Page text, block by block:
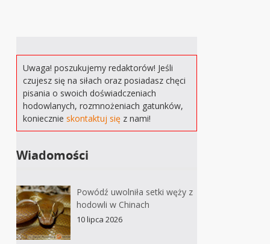
Uwaga! poszukujemy redaktorów! Jeśli
czujesz się na siłach oraz posiadasz chęci
pisania o swoich doświadczeniach
hodowlanych, rozmnożeniach gatunków,
koniecznieskontaktuj się z nami!
Wiadomości
Powódź uwolniła setki węży z
hodowli w Chinach
10 lipca 2026